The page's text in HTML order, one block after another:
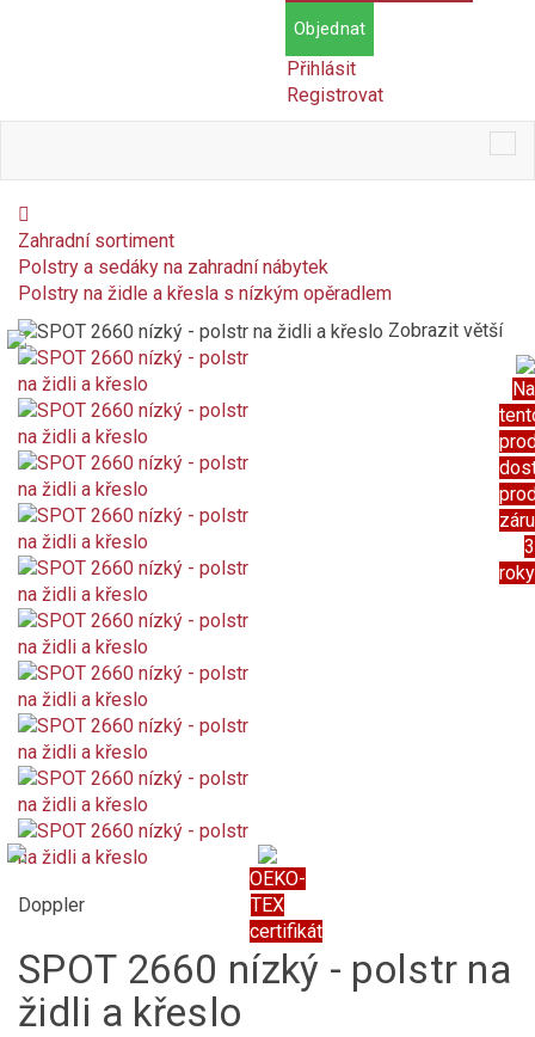
Objednat
Přihlásit
Registrovat
Zahradní sortiment
Polstry a sedáky na zahradní nábytek
Polstry na židle a křesla s nízkým opěradlem
OEKO-
TEX
certifikát
Na
3
roky
Zobrazit větší
Doppler
SPOT 2660 nízký - polstr na
židli a křeslo